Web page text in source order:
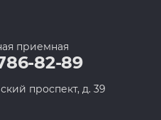
приемная
82-89
проспект, д. 39